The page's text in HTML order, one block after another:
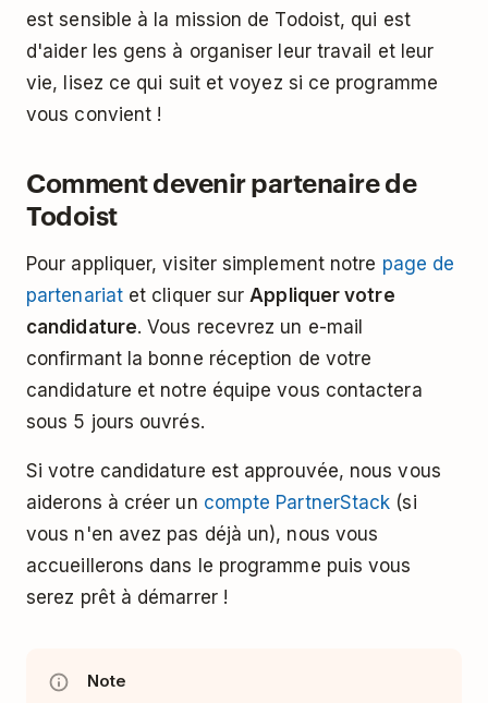
est sensible à la mission de Todoist, qui est
d'aider les gens à organiser leur travail et leur
vie, lisez ce qui suit et voyez si ce programme
vous convient !
Comment devenir partenaire de
Todoist
Pour appliquer, visiter simplement notre page de
partenariatet cliquer surAppliquer votre
candidature. Vous recevrez un e-mail
confirmant la bonne réception de votre
candidature et notre équipe vous contactera
sous 5 jours ouvrés.
Si votre candidature est approuvée, nous vous
aiderons à créer un compte PartnerStack (si
vous n'en avez pas déjà un), nous vous
accueillerons dans le programme puis vous
serez prêt à démarrer !
Note